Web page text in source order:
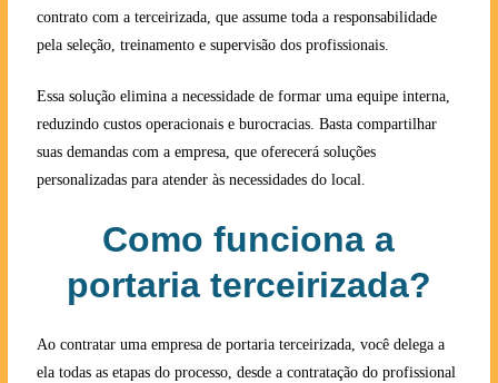
contrato com a terceirizada, que assume toda a responsabilidade
pela seleção, treinamento e supervisão dos profissionais.
Essa solução elimina a necessidade de formar uma equipe interna,
reduzindo custos operacionais e burocracias. Basta compartilhar
suas demandas com a empresa, que oferecerá soluções
personalizadas para atender às necessidades do local.
Como funciona a
portaria terceirizada?
Ao contratar uma empresa de portaria terceirizada, você delega a
ela todas as etapas do processo, desde a contratação do profissional